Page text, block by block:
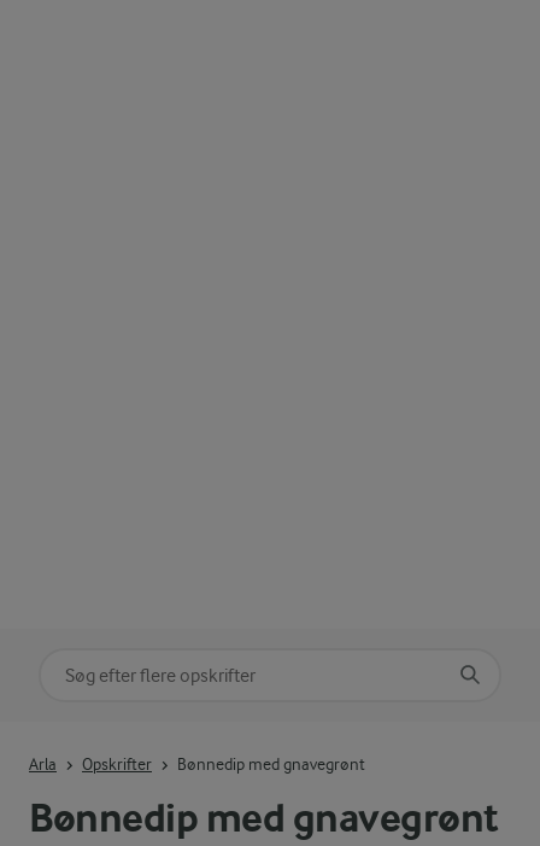
Bønnedip med gnavegrønt
Arla Opskrifter Bønnedip med gnavegrønt
Søg på kategori